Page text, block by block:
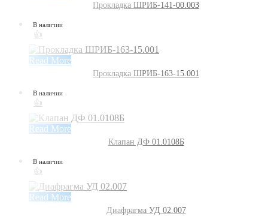
Прокладка ШРИБ-141-00.003
В наличии
👍
Read More
Прокладка ШРИБ-163-15.001
В наличии
👍
Read More
Клапан ДФ 01.0108Б
В наличии
👍
Read More
Диафрагма УД 02.007